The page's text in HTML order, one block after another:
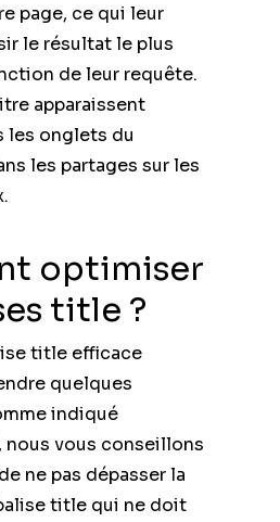
page, ce qui leur
le résultat le plus
de leur requête.
apparaissent
les onglets du
les partages sur les
optimiser
title ?
title efficace
quelques
indiqué
nous vous conseillons
ne pas dépasser la
title qui ne doit